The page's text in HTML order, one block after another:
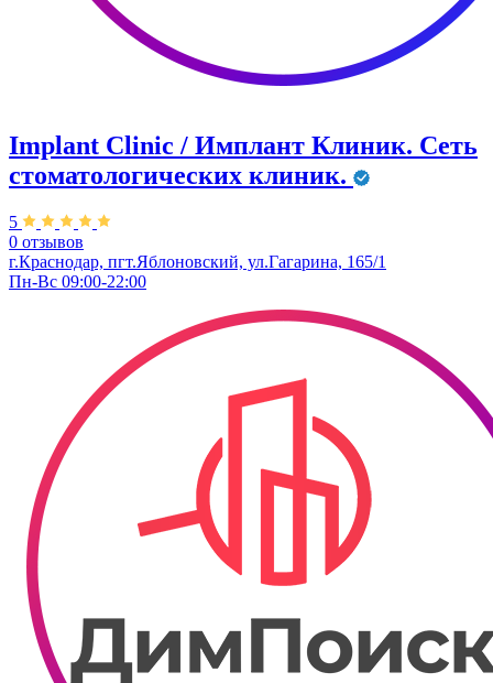
Implant Clinic / Имплант Клиник. Сеть
стоматологических клиник.
5
0 отзывов
г.Краснодар, пгт.Яблоновский, ул.Гагарина, 165/1
Пн-Вс 09:00-22:00